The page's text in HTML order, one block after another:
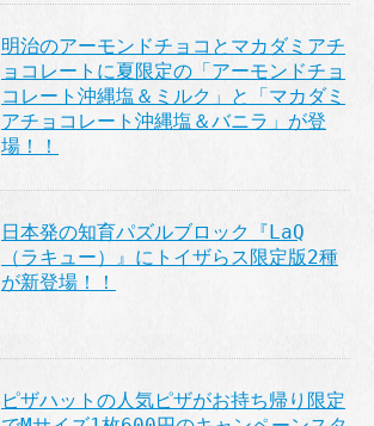
明治のアーモンドチョコとマカダミアチ
ョコレートに夏限定の「アーモンドチョ
コレート沖縄塩＆ミルク」と「マカダミ
アチョコレート沖縄塩＆バニラ」が登
場！！
日本発の知育パズルブロック『LaQ
（ラキュー）』にトイザらス限定版2種
が新登場！！
ピザハットの人気ピザがお持ち帰り限定